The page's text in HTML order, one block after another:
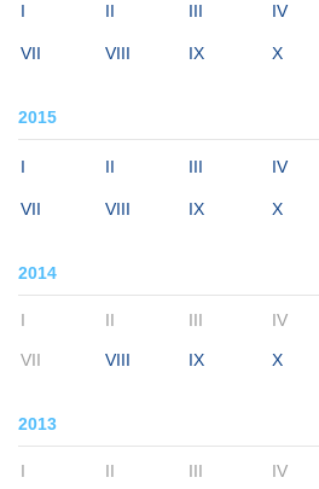
I II III IV
VII VIII IX X
2015
I II III IV
VII VIII IX X
2014
I II III IV
VII VIII IX X
2013
I II III IV